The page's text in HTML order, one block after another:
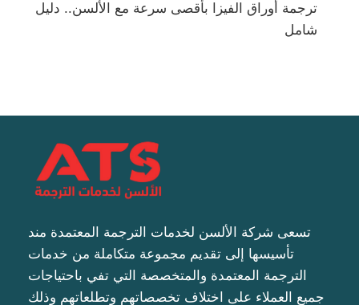
ترجمة أوراق الفيزا بأقصى سرعة مع الألسن.. دليل
شامل
تسعى شركة الألسن لخدمات الترجمة المعتمدة مند
تأسيسها إلى تقديم مجموعة متكاملة من خدمات
الترجمة المعتمدة والمتخصصة التي تفي باحتياجات
جميع العملاء على اختلاف تخصصاتهم وتطلعاتهم وذلك